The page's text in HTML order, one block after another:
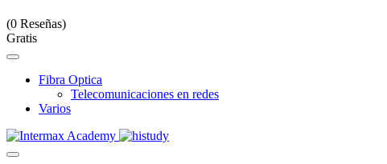
(0 Reseñas)
Gratis
Fibra Optica
Telecomunicaciones en redes
Varios